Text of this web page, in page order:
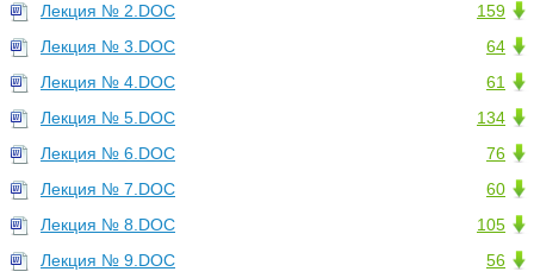
159
Лекция № 2.DOC
64
Лекция № 3.DOC
61
Лекция № 4.DOC
134
Лекция № 5.DOC
76
Лекция № 6.DOC
60
Лекция № 7.DOC
105
Лекция № 8.DOC
56
Лекция № 9.DOC